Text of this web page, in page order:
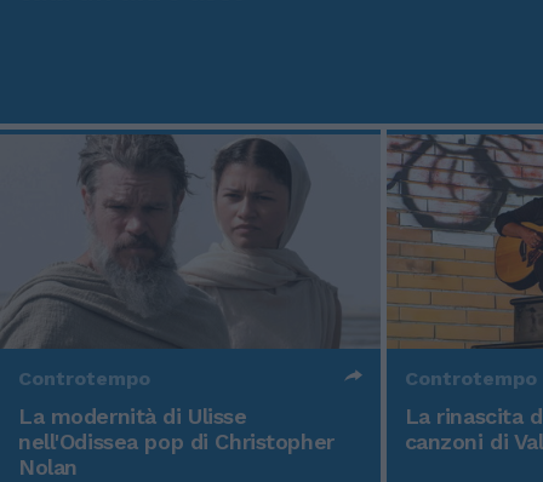
Controtempo
La modernità di Ulisse
nell'Odissea pop di Christopher
Nolan
Controtempo
La rinascita
canzoni di